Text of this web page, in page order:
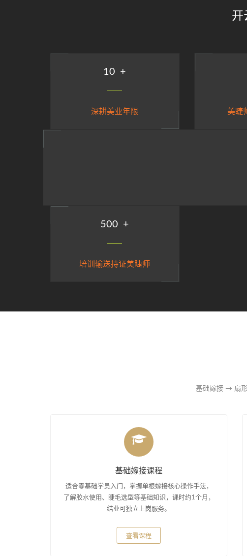
开
10 +
深耕美业年限 美睫
500 +
培训输送持证美睫师
基础嫁接 → 扇
基础嫁接课程
适合零基础学员入门，掌握单根嫁接核心操作手法，
了解胶水使用、睫毛选型等基础知识，课时约1个月，
结业可独立上岗服务。
查看课程